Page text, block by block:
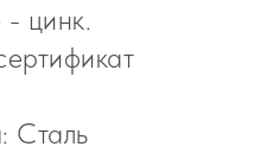
- цинк.
Сталь